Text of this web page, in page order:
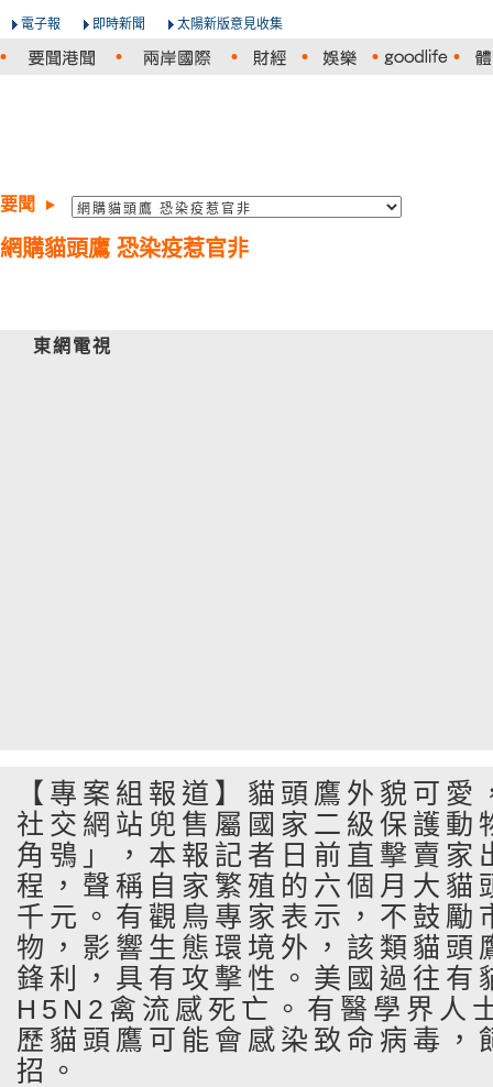
電子報 即時新聞 太陽新版意見收集
要聞
網購貓頭鷹 恐染疫惹官非
東網電視
【專案組報道】貓頭鷹外貌可
社交網站兜售屬國家二級保護動
角鴞」，本報記者日前直擊賣家
程，聲稱自家繁殖的六個月大貓
千元。有觀鳥專家表示，不鼓勵
物，影響生態環境外，該類貓頭
鋒利，具有攻擊性。美國過往有
H5N2禽流感死亡。有醫學界人
歷貓頭鷹可能會感染致命病毒，
招。